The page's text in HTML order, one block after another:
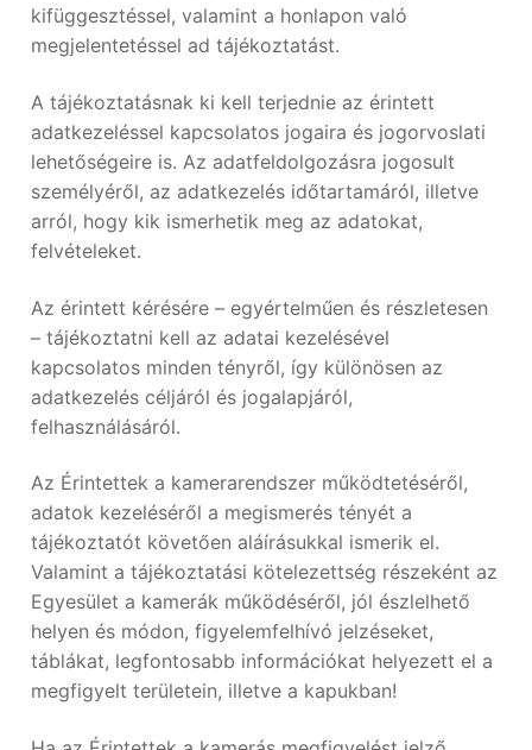
kifüggesztéssel, valamint a honlapon való
megjelentetéssel ad tájékoztatást.
A tájékoztatásnak ki kell terjednie az érintett
adatkezeléssel kapcsolatos jogaira és jogorvoslati
lehetőségeire is. Az adatfeldolgozásra jogosult
személyéről, az adatkezelés időtartamáról, illetve
arról, hogy kik ismerhetik meg az adatokat,
felvételeket.
Az érintett kérésére – egyértelműen és részletesen
– tájékoztatni kell az adatai kezelésével
kapcsolatos minden tényről, így különösen az
adatkezelés céljáról és jogalapjáról,
felhasználásáról.
Az Érintettek a kamerarendszer működtetéséről,
adatok kezeléséről a megismerés tényét a
tájékoztatót követően aláírásukkal ismerik el.
Valamint a tájékoztatási kötelezettség részeként az
Egyesület a kamerák működéséről, jól észlelhető
helyen és módon, figyelemfelhívó jelzéseket,
táblákat, legfontosabb információkat helyezett el a
megfigyelt területein, illetve a kapukban!